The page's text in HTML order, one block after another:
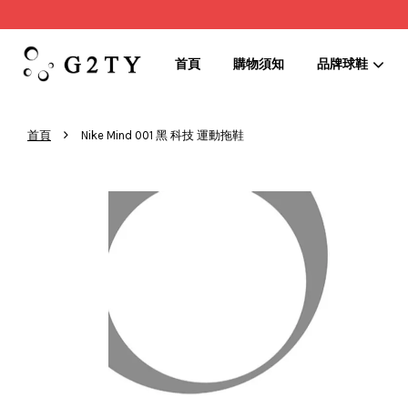
首頁 購物須知 品牌球鞋
首頁 › Nike Mind 001 黑 科技 運動拖鞋